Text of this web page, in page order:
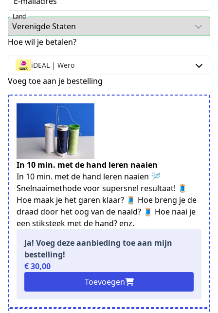
Land
Hoe wil je betalen?
iDEAL | Wero
Voeg toe aan je bestelling
In 10 min. met de hand leren naaien
In 10 min. met de hand leren naaien 🪡
Snelnaaimethode voor supersnel resultaat! 🧵
Hoe maak je het garen klaar? 🧵 Hoe breng je de
draad door het oog van de naald? 🧵 Hoe naai je
een stiksteek met de hand? enz.
Ja! Voeg deze aanbieding toe aan mijn
bestelling!
€ 30,00
Toevoegen